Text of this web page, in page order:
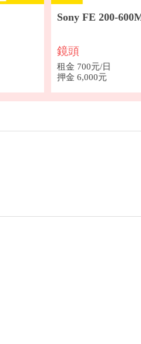
Sony FE 200-
鏡頭
租金 700元/日
押金 6,000元